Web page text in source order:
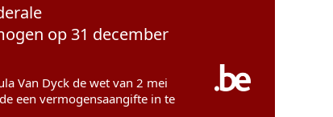
op 31 december
Van Dyck de wet van 2 mei
een vermogensaangifte in te